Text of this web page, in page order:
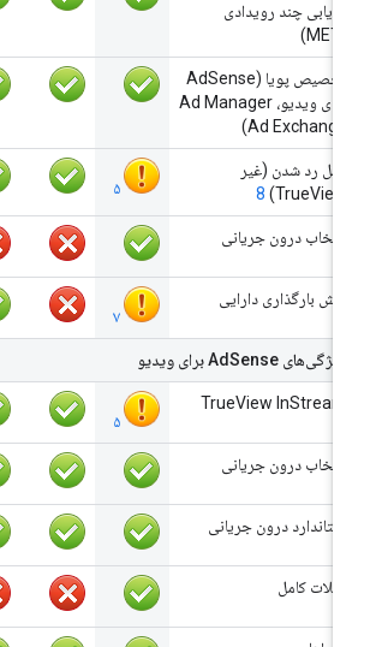
ردیابی چند رویدادی
تخصیص پویا (AdSense
برای ویدیو، Ad Manager
Ad Exchange)
قابل رد شدن (غیر
TrueView)
8 ۵
انتخاب درون جریانی
پیش بارگذاری دارایی
۷
ویژگی‌های AdSense برای ویدیو
TrueView InStream
۵
انتخاب درون جریانی
استاندارد درون جریانی
اسلات کامل